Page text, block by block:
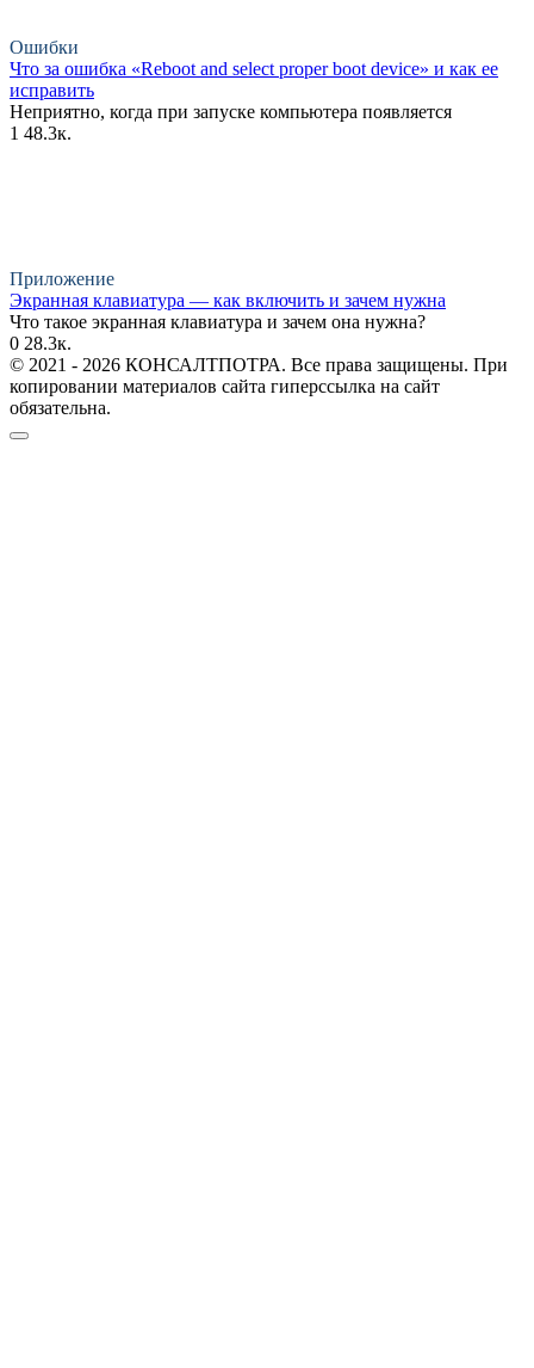
Ошибки
Что за ошибка «Reboot and select proper boot device» и как ее
исправить
Неприятно, когда при запуске компьютера появляется
1 48.3к.
Приложение
Экранная клавиатура — как включить и зачем нужна
Что такое экранная клавиатура и зачем она нужна?
0 28.3к.
© 2021 - 2026 КОНСАЛТПОТРА. Все права защищены. При
копировании материалов сайта гиперссылка на сайт
обязательна.